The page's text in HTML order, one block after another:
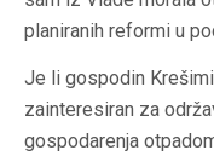
planiranih reformi u
Je li gospodin
zainteresiran za
gospodarenja